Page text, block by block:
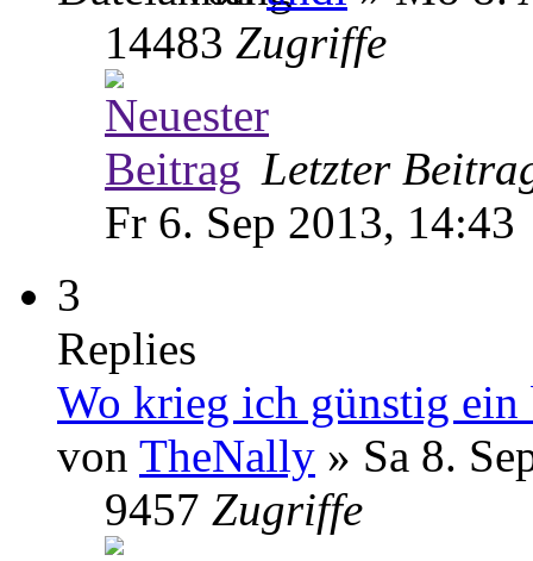
14483 Zugriffe
Letzter
Fr 6. Sep 2013, 14:43
3
Replies
Wo krieg ich günstig ein
von TheNally » Sa 8.
9457 Zugriffe